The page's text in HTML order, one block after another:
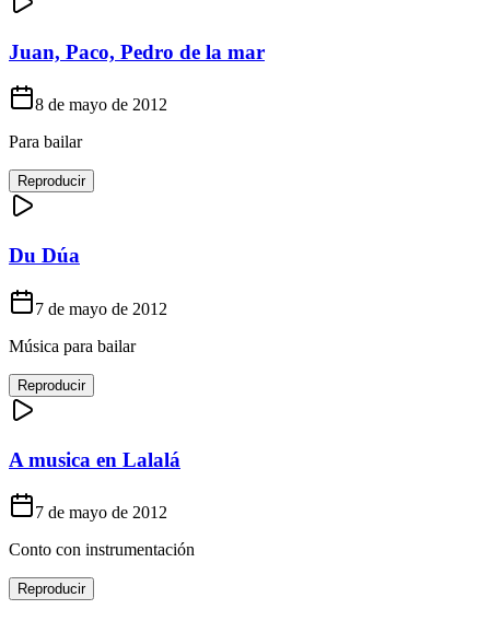
Juan, Paco, Pedro de la mar
8 de mayo de 2012
Para bailar
Reproducir
Du Dúa
7 de mayo de 2012
Música para bailar
Reproducir
A musica en Lalalá
7 de mayo de 2012
Conto con instrumentación
Reproducir